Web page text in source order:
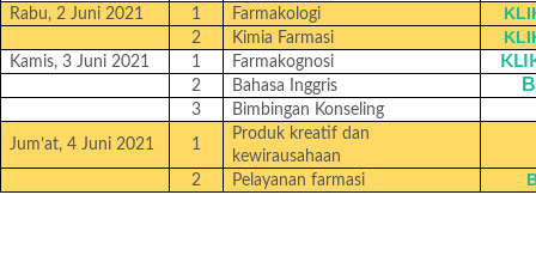
Rabu, 2 Juni 2021
1 Farmakologi
2 Kimia Farmasi
Kamis, 3 Juni 2021 1 Farmakognosi
2 Bahasa Inggris
3 Bimbingan Konseling
Jum’at, 4 Juni 2021 1
Produk kreatif dan
kewirausahaan
2
Pelayanan farmasi